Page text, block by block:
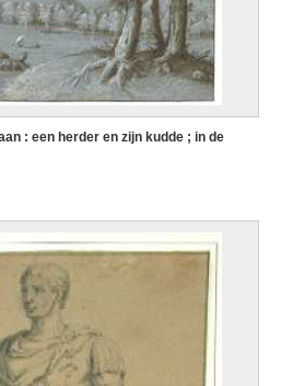
: een herder en zijn kudde ; in de